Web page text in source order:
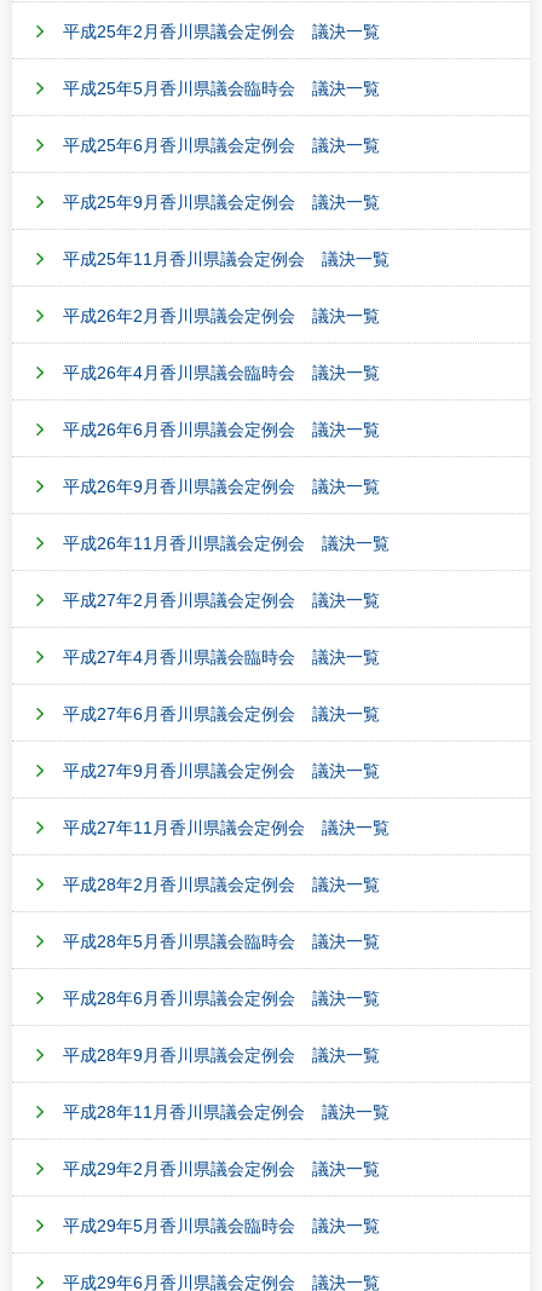
平成25年2月香川県議会定例会 議決一覧
平成25年5月香川県議会臨時会 議決一覧
平成25年6月香川県議会定例会 議決一覧
平成25年9月香川県議会定例会 議決一覧
平成25年11月香川県議会定例会 議決一覧
平成26年2月香川県議会定例会 議決一覧
平成26年4月香川県議会臨時会 議決一覧
平成26年6月香川県議会定例会 議決一覧
平成26年9月香川県議会定例会 議決一覧
平成26年11月香川県議会定例会 議決一覧
平成27年2月香川県議会定例会 議決一覧
平成27年4月香川県議会臨時会 議決一覧
平成27年6月香川県議会定例会 議決一覧
平成27年9月香川県議会定例会 議決一覧
平成27年11月香川県議会定例会 議決一覧
平成28年2月香川県議会定例会 議決一覧
平成28年5月香川県議会臨時会 議決一覧
平成28年6月香川県議会定例会 議決一覧
平成28年9月香川県議会定例会 議決一覧
平成28年11月香川県議会定例会 議決一覧
平成29年2月香川県議会定例会 議決一覧
平成29年5月香川県議会臨時会 議決一覧
平成29年6月香川県議会定例会 議決一覧